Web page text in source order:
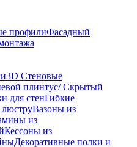
профилиФасадный
3D Стеновые
плинтус/ Скрытый
для стенГибкие
люструВазоны из
из
Кессоны из
Декоративные полки и